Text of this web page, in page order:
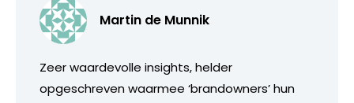
Martin de Munnik
Zeer waardevolle insights, helder
opgeschreven waarmee ‘brandowners’ hun